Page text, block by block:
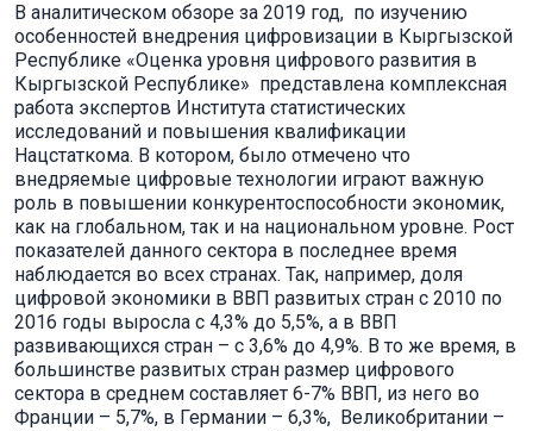
В аналитическом обзоре за 2019 год, по изучению
особенностей внедрения цифровизации в Кыргызской
Республике «Оценка уровня цифрового развития в
Кыргызской Республике» представлена комплексная
работа экспертов Института статистических
исследований и повышения квалификации
Нацстаткома. В котором, было отмечено что
внедряемые цифровые технологии играют важную
роль в повышении конкурентоспособности экономик,
как на глобальном, так и на национальном уровне. Рост
показателей данного сектора в последнее время
наблюдается во всех странах. Так, например, доля
цифровой экономики в ВВП развитых стран c 2010 по
2016 годы выросла с 4,3% до 5,5%, а в ВВП
развивающихся стран – с 3,6% до 4,9%. В то же время, в
большинстве развитых стран размер цифрового
сектора в среднем составляет 6-7% ВВП, из него во
Франции – 5,7%, в Германии – 6,3%, Великобритании –